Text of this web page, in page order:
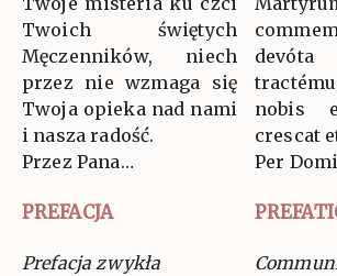
Twoich świętych
Męczenników, niech
przez nie wzmaga się
Twoja opieka nad nami
i nasza radość.
Przez Pana…
nobis
crescat
Per
PREFACJA
Prefacja zwykła